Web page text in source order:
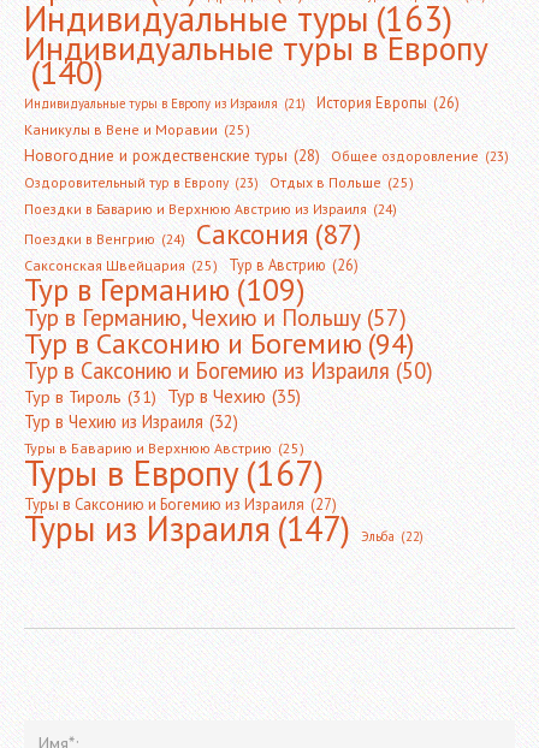
Индивидуальные туры(163)
Индивидуальные туры в Европу
(140)
Индивидуальные туры в Европу из Израиля (21) История Европы (26)
Каникулы в Вене и Моравии (25)
Новогодние и рождественские туры (28) Общее оздоровление (23)
Оздоровительный тур в Европу (23) Отдых в Польше (25)
Поездки в Баварию и Верхнюю Австрию из Израиля (24)
Поездки в Венгрию (24) Саксония (87)
Саксонская Швейцария (25) Тур в Австрию (26)
Тур в Германию(109)
Тур в Германию, Чехию и Польшу (57)
Тур в Саксонию и Богемию(94)
Тур в Саксонию и Богемию из Израиля (50)
Тур в Тироль (31) Тур в Чехию (35)
Тур в Чехию из Израиля (32)
Туры в Баварию и Верхнюю Австрию (25)
Туры в Европу(167)
Туры в Саксонию и Богемию из Израиля (27)
Туры из Израиля(147) Эльба (22)